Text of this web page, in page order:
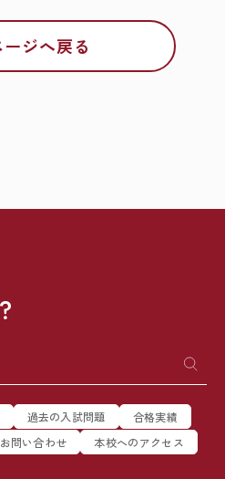
ジへ戻る
過去の入試問題
合格実績
問い合わせ 本校へのアクセス